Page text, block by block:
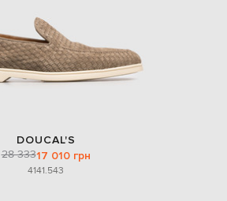
DOUCAL'S
28 33317 010 грн
4141.543